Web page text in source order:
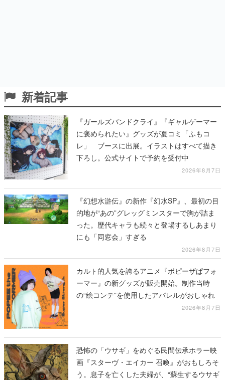
新着記事
『ガールズバンドクライ』『ギャルゲーマー
に褒められたい』グッズが夏コミ「ふもコ
レ」 ブースに出展。イラストはすべて描き
下ろし。公式サイトで予約を受付中
2026年8月7日
『幻想水滸伝』の新作『幻水SP』、最初の目
的地が“あの”グレッグミンスターで胸が詰ま
った。歴代キャラも続々と登場するしあまり
にも「同窓会」すぎる
2026年8月7日
カルト的人気を誇るアニメ『ポピーザぱフォ
ーマー』の新グッズが販売開始。制作当時
の“絵コンテ”を使用したアパレルがおしゃれ
2026年8月7日
恐怖の「ウサギ」をめぐる民間伝承ホラー映
画『スターヴ・エイカー 召喚』がおもしろそ
う。息子を亡くした夫婦が、“蘇生するウサギ